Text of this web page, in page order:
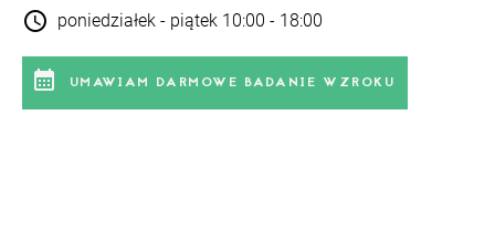
schedule poniedziałek - piątek 10:00 - 18:00
calendar_month UMAWIAM DARMOWE BADANIE WZROKU